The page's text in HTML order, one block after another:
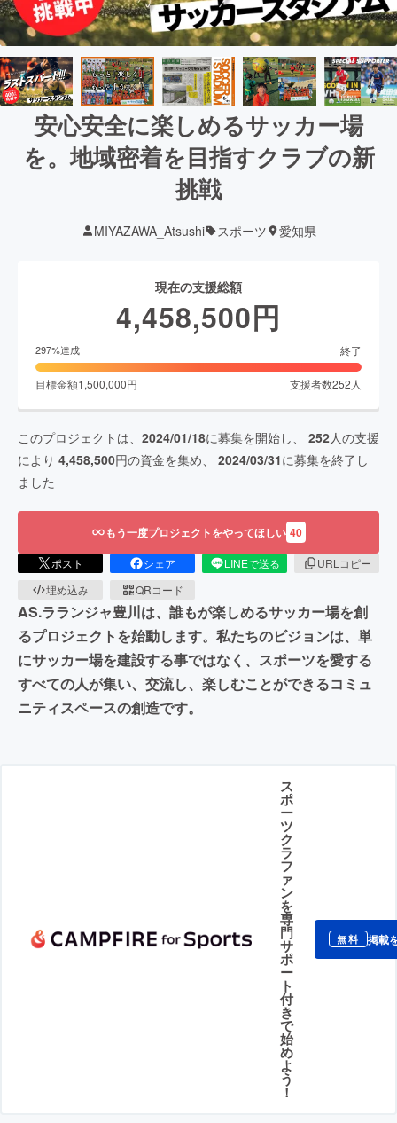
安心安全に楽しめるサッカー場
を。地域密着を目指すクラブの新
挑戦
MIYAZAWA_Atsushi スポーツ 愛知県
現在の支援総額
4,458,500円
297%達成 終了
目標金額1,500,000円 支援者数252 人
このプロジェクトは、 2024/01/18に募集を開始し、 252人の支援
により 4,458,500円の資金を集め、 2024/03/31に募集を終了し
ました
もう一度プロジェクトをやってほしい 40
ポスト シェア LINEで送る
URLコピー
埋め込み
QRコード
AS.ラランジャ豊川は、誰もが楽しめるサッカー場を創
るプロジェクトを始動します。私たちのビジョンは、単
にサッカー場を建設する事ではなく、スポーツを愛する
すべての人が集い、交流し、楽しむことができるコミュ
ニティスペースの創造です。
ス
ポ
ー
ツ
ク
ラ
フ
ァ
ン
を
専
門
サ
ポ
ー
ト
付
き
で
始
め
よ
う
！
無料 掲載